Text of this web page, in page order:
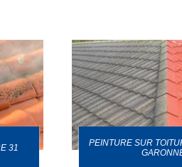
31
PEINTURE SUR